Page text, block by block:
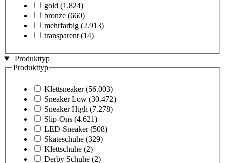
gold (1.824)
bronze (660)
mehrfarbig (2.913)
transparent (14)
Produkttyp
Produkttyp
Klettsneaker (56.003)
Sneaker Low (30.472)
Sneaker High (7.278)
Slip-Ons (4.621)
LED-Sneaker (508)
Skateschuhe (329)
Klettschuhe (2)
Derby Schuhe (2)